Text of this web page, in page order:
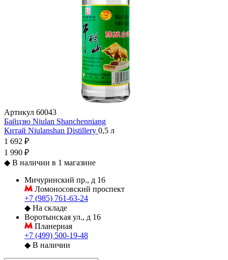
Артикул 60043
Байцзю Niulan Shanchenniang
Китай Niulanshan Distillery 0,5 л
1 692 ₽
1 990 ₽
◆ В наличии в 1 магазине
Мичуринский пр., д 16
Ломоносовский проспект
+7 (985) 761-63-24
◆ На складе
Воротынская ул., д 16
Планерная
+7 (499) 500-19-48
◆ В наличии